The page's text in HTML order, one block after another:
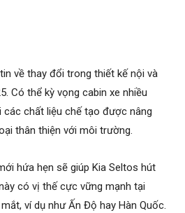
về thay đổi trong thiết kế nội và
Có thể kỳ vọng cabin xe nhiều
chất liệu chế tạo được nâng
thân thiện với môi trường.
hứa hẹn sẽ giúp Kia Seltos hút
có vị thế cực vững mạnh tại
ví dụ như Ấn Độ hay Hàn Quốc.